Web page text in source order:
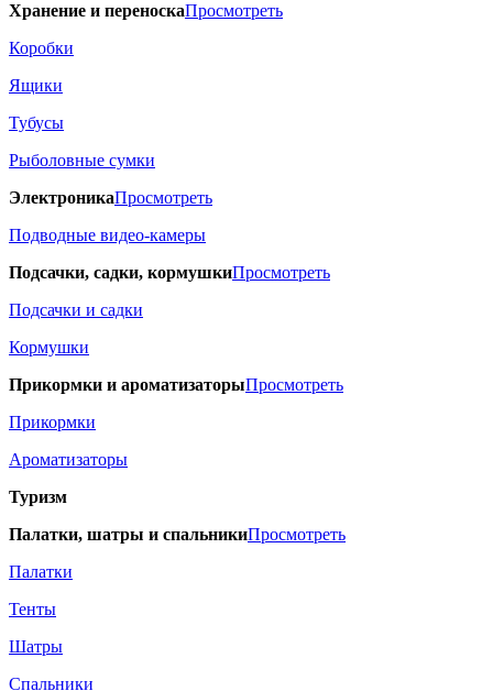
Хранение и переноскаПросмотреть
Коробки
Ящики
Тубусы
Рыболовные сумки
ЭлектроникаПросмотреть
Подводные видео-камеры
Подсачки, садки, кормушкиПросмотреть
Подсачки и садки
Кормушки
Прикормки и ароматизаторыПросмотреть
Прикормки
Ароматизаторы
Туризм
Палатки, шатры и спальникиПросмотреть
Палатки
Тенты
Шатры
Спальники